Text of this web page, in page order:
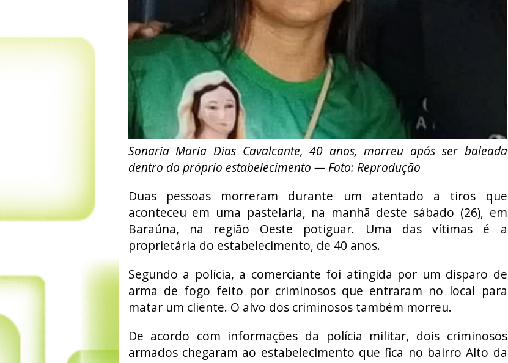
Sonaria Maria Dias Cavalcante, 40 anos, morreu após ser baleada
dentro do próprio estabelecimento — Foto: Reprodução
Duas pessoas morreram durante um atentado a tiros que
aconteceu em uma pastelaria, na manhã deste sábado (26), em
Baraúna, na região Oeste potiguar. Uma das vítimas é a
proprietária do estabelecimento, de 40 anos.
Segundo a polícia, a comerciante foi atingida por um disparo de
arma de fogo feito por criminosos que entraram no local para
matar um cliente. O alvo dos criminosos também morreu.
De acordo com informações da polícia militar, dois criminosos
armados chegaram ao estabelecimento que fica no bairro Alto da